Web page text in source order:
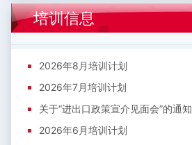
培训信息
2026年8月培训计划
2026年7月培训计划
关于“进出口政策宣介见面会”的通知
2026年6月培训计划